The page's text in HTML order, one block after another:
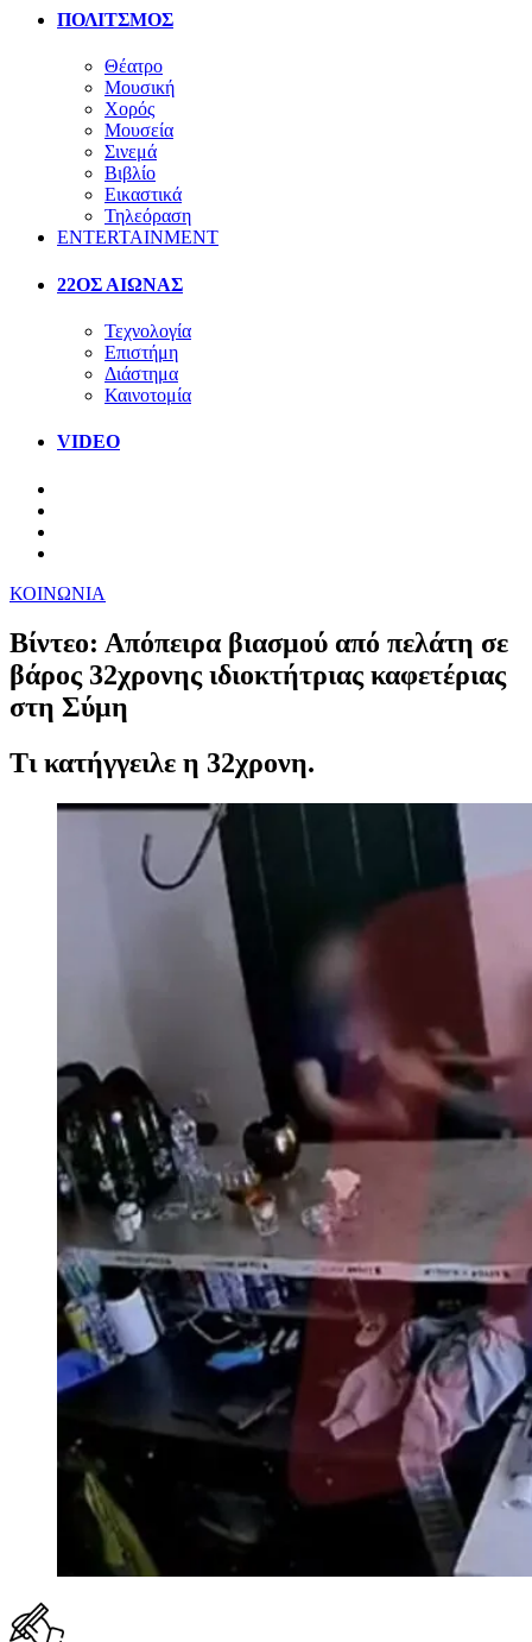
ΠΟΛΙΤΣΜΟΣ
Θέατρο
Μουσική
Χορός
Μουσεία
Σινεμά
Βιβλίο
Εικαστικά
Τηλεόραση
ENTERTAINMENT
22ΟΣ ΑΙΩΝΑΣ
Τεχνολογία
Επιστήμη
Διάστημα
Καινοτομία
VIDEO
ΚΟΙΝΩΝΙΑ
Βίντεο: Απόπειρα βιασμού από πελάτη σε
βάρος 32χρονης ιδιοκτήτριας καφετέριας
στη Σύμη
Τι κατήγγειλε η 32χρονη.